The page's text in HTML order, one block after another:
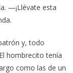
—¡Llévate esta
y, todo
hombrecito tenía
como las de un